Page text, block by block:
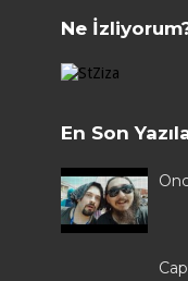
Ne
En Son